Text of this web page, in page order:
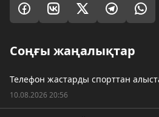
Соңғы жаңалықтар
Телефон жастарды спорттан
10.08.2026 20:56